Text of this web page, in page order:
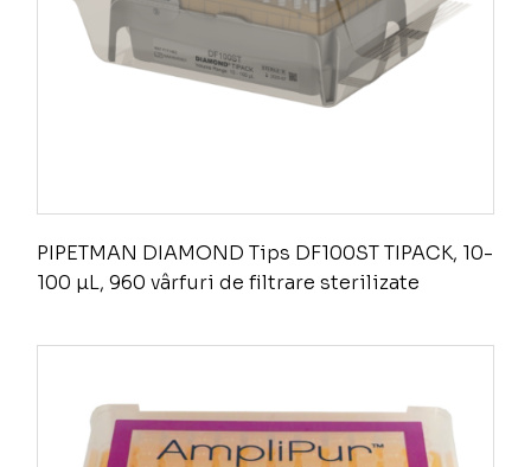
PIPETMAN DIAMOND Tips DF100ST TIPACK, 10-
100 µL, 960 vârfuri de filtrare sterilizate